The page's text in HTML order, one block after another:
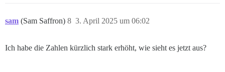
sam (Sam Saffron) 3. April 2025 um 06:02
8
Ich habe die Zahlen kürzlich stark erhöht, wie sieht es jetzt aus?